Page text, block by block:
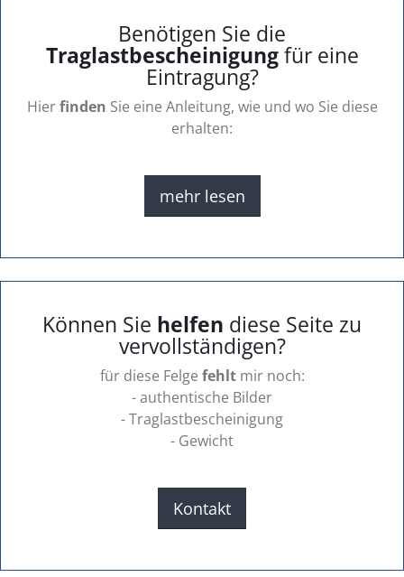
Benötigen Sie die
Traglastbescheinigungfür eine
Eintragung?
Hierfinden Sie eine Anleitung, wie und wo Sie diese
erhalten:
mehr lesen
Können Sie helfen diese Seite zu
vervollständigen?
für diese Felge fehltmir noch:
- authentische Bilder
- Traglastbescheinigung
- Gewicht
Kontakt